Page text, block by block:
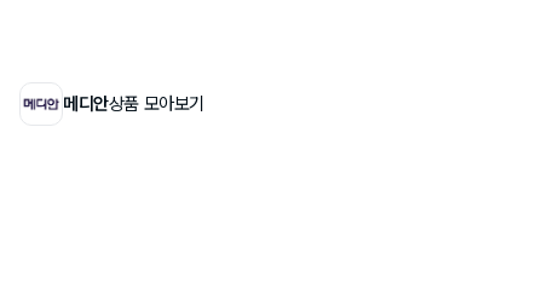
메디안상품 모아보기